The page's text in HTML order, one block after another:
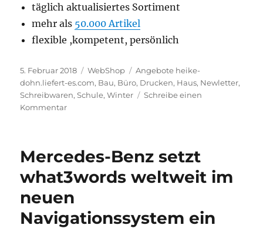
täglich aktualisiertes Sortiment
mehr als 50.000 Artikel
flexible ,kompetent, persönlich
Veröffentlicht
am
5. Februar 2018 Kategorien
WebShop Schlagwörter
Angebote heike-
dohn.liefert-es.com, Bau, Büro, Drucken, Haus, Newletter,
Schreibwaren,Schule,Winter
Schreibe einen
Kommentarzu
–
Mercedes-Benz setzt
what3words weltweit im
neuen
Navigationssystem ein